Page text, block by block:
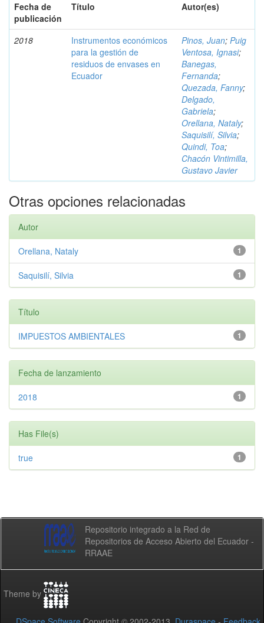
Fecha de
publicación
Título Autor(es)
2018
Instrumentos económicos
para la gestión de
residuos de envases en
Ecuador
Pinos, Juan; Puig
Ventosa, Ignasi;
Banegas,
Fernanda;
Quezada, Fanny;
Delgado,
Gabriela;
Orellana, Nataly;
Saquisilí, Silvia;
Quindi, Toa;
Chacón Vintimilla,
Gustavo Javier
Otras opciones relacionadas
Autor
1
Orellana, Nataly
1
Saquisilí, Silvia
Título
1
IMPUESTOS AMBIENTALES
Fecha de lanzamiento
1
2018
Has File(s)
1
true
Repositorio integrado a la Red de
Repositorios de Acceso Abierto del Ecuador -
RRAAE
Theme by